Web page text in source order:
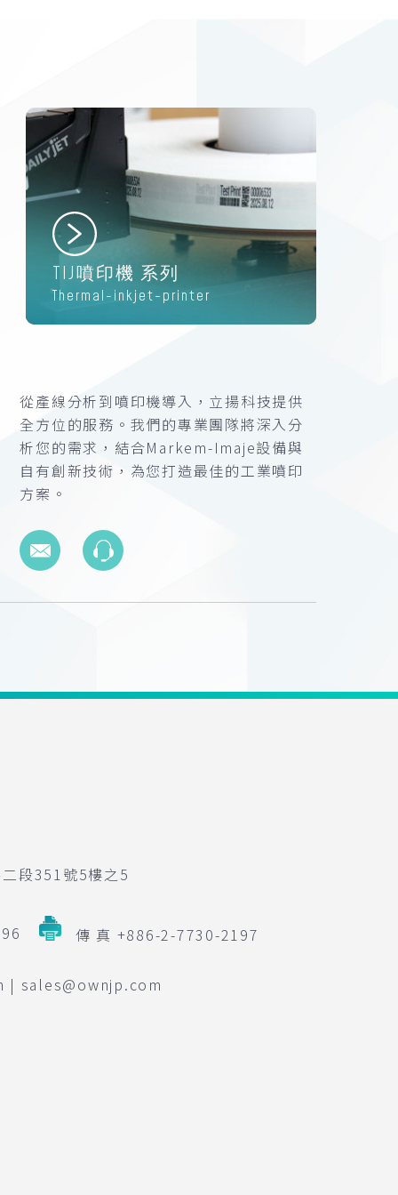
TIJ噴印機 系列
Thermal-inkjet-printer
從產線分析到噴印機導入，立揚科技提供
全方位的服務。我們的專業團隊將深入分
析您的需求，結合Markem-Imaje設備與
自有創新技術，為您打造最佳的工業噴印
方案。
段351號5樓之5
傳 真 +886-2-7730-2197
| sales@ownjp.com